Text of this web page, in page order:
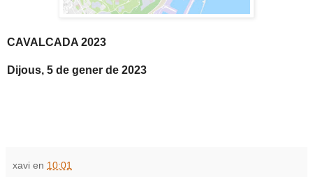
CAVALCADA 2023
Dijous, 5 de gener de 2023
xavi en 10:01